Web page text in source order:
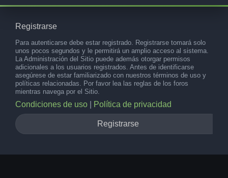
Registrarse
Para autenticarse debe estar registrado. Registrarse tomará solo
unos pocos segundos y le permitirá un amplio acceso al sistema.
La Administración del Sitio puede además otorgar permisos
adicionales a los usuarios registrados. Antes de identificarse
asegúrese de estar familiarizado con nuestros términos de uso y
políticas relacionadas. Por favor lea las reglas de los foros
mientras navega por el Sitio.
Condiciones de uso Política de privacidad
Registrarse